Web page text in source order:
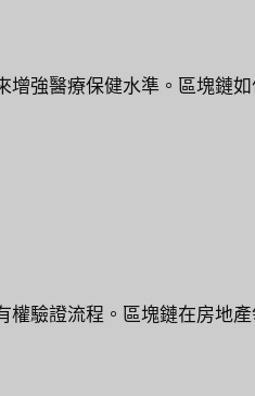
強醫療保健水準。區塊鏈如
驗證流程。區塊鏈在房地產